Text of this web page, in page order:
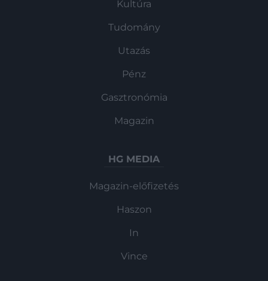
Kultúra
Tudomány
Utazás
Pénz
Gasztronómia
Magazin
HG MEDIA
Magazin-előfizetés
Haszon
In
Vince